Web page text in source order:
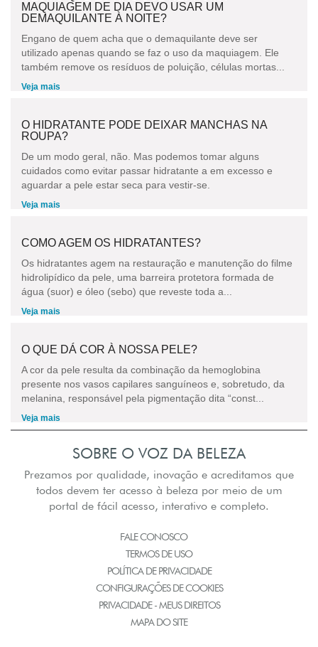
MAQUIAGEM DE DIA DEVO USAR UM
DEMAQUILANTE À NOITE?
Engano de quem acha que o demaquilante deve ser
utilizado apenas quando se faz o uso da maquiagem. Ele
também remove os resíduos de poluição, células mortas...
Veja mais
O HIDRATANTE PODE DEIXAR MANCHAS NA
ROUPA?
De um modo geral, não. Mas podemos tomar alguns
cuidados como evitar passar hidratante a em excesso e
aguardar a pele estar seca para vestir-se.
Veja mais
COMO AGEM OS HIDRATANTES?
Os hidratantes agem na restauração e manutenção do filme
hidrolipídico da pele, uma barreira protetora formada de
água (suor) e óleo (sebo) que reveste toda a...
Veja mais
O QUE DÁ COR À NOSSA PELE?
A cor da pele resulta da combinação da hemoglobina
presente nos vasos capilares sanguíneos e, sobretudo, da
melanina, responsável pela pigmentação dita “const...
Veja mais
SOBRE O VOZ DA BELEZA
Prezamos por qualidade, inovação e acreditamos que
todos devem ter acesso à beleza por meio de um
portal de fácil acesso, interativo e completo.
FALE CONOSCO
TERMOS DE USO
POLÍTICA DE PRIVACIDADE
CONFIGURAÇÕES DE COOKIES
PRIVACIDADE - MEUS DIREITOS
MAPA DO SITE